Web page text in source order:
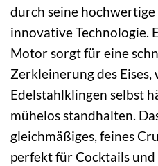
durch seine
innovative Technologie.
Motor sorgt für eine
Zerkleinerung des
Edelstahlklingen selbst
mühelos standhalten.
gleichmäßiges, feines
perfekt für Cocktails